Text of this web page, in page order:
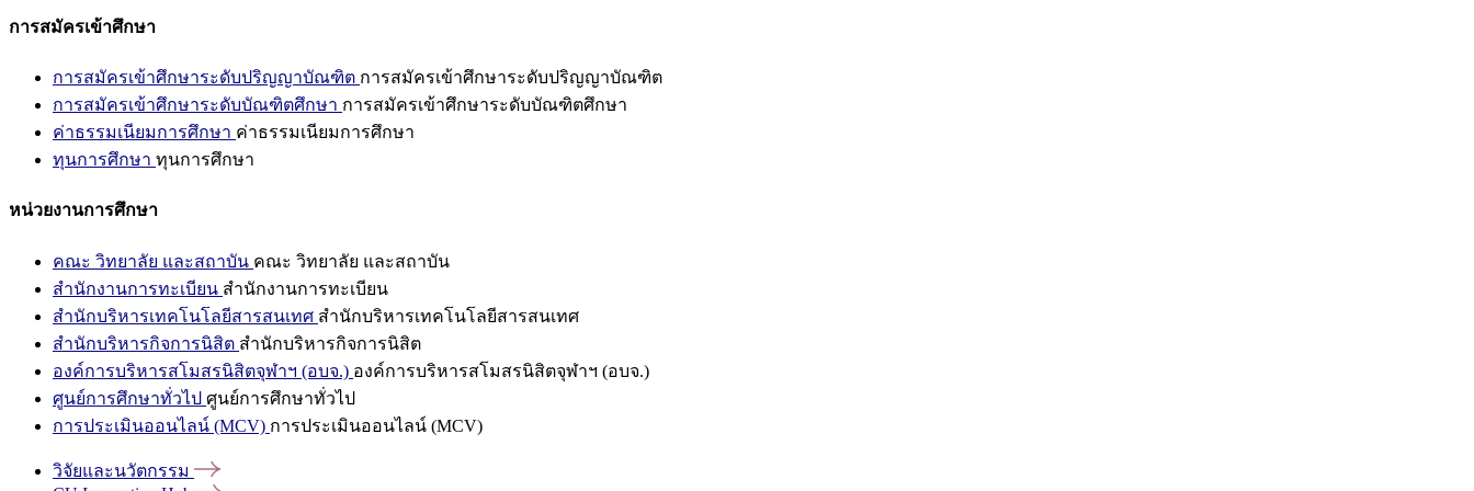
การสมัครเข้าศึกษา
การสมัครเข้าศึกษาระดับปริญญาบัณฑิต การสมัครเข้าศึกษาระดับปริญญาบัณฑิต
การสมัครเข้าศึกษาระดับบัณฑิตศึกษา การสมัครเข้าศึกษาระดับบัณฑิตศึกษา
ค่าธรรมเนียมการศึกษา ค่าธรรมเนียมการศึกษา
ทุนการศึกษา ทุนการศึกษา
หน่วยงานการศึกษา
คณะ วิทยาลัย และสถาบัน คณะ วิทยาลัย และสถาบัน
สำนักงานการทะเบียน สำนักงานการทะเบียน
สำนักบริหารเทคโนโลยีสารสนเทศ สำนักบริหารเทคโนโลยีสารสนเทศ
สำนักบริหารกิจการนิสิต สำนักบริหารกิจการนิสิต
องค์การบริหารสโมสรนิสิตจุฬาฯ (อบจ.) องค์การบริหารสโมสรนิสิตจุฬาฯ (อบจ.)
ศูนย์การศึกษาทั่วไป ศูนย์การศึกษาทั่วไป
การประเมินออนไลน์ (MCV) การประเมินออนไลน์ (MCV)
วิจัยและนวัตกรรม